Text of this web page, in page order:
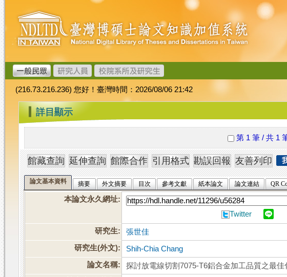
跳
到
主
要
內
容
臺
灣
博
碩
士
論
文
加
值
系
統
(216.73.216.236) 您好！臺灣時間：2026/08/06 21:42
::: 詳目顯示
第 1 筆 / 共 1
論文基本資料 摘要 外文摘要 目次 參考文獻 紙本論文 論文連結 QR
本論文永久網址:
Twitter
研究生:
張世佳
研究生(外文):
Shih-Chia Chang
論文名稱:
探討放電線切割7075-T6鋁合金加工品質之最佳